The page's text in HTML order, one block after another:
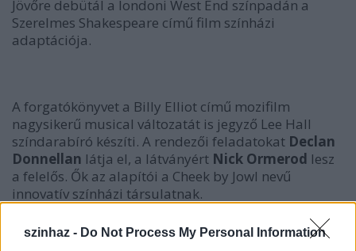
szinhaz - Do Not Process My Personal Information
Jövőre debütál a londoni West End színpadán a
Szerelmes Shakespeare című film színházi
adaptációja.
A forgatókönyvet a Billy Elliot című mozifilm
nagysikerű musical változatát is jegyző Lee Hall
színdarabíró készíti. A rendezői feladatokat Declan
Donnellan látja el, a látványért Nick Ormerod lesz
a felelős. Ők az alapítói a Cheek by Jowl nevű
innovatív színházi társulatnak.